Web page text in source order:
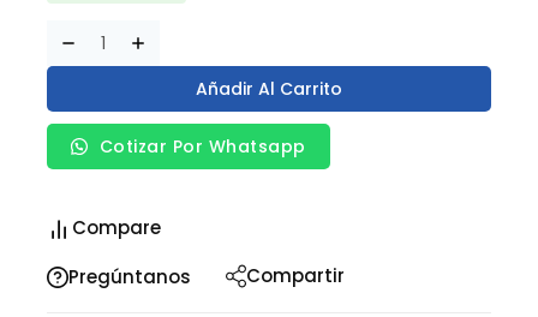
Añadir Al Carrito
Cotizar Por Whatsapp
Compare
Pregúntanos
Compartir